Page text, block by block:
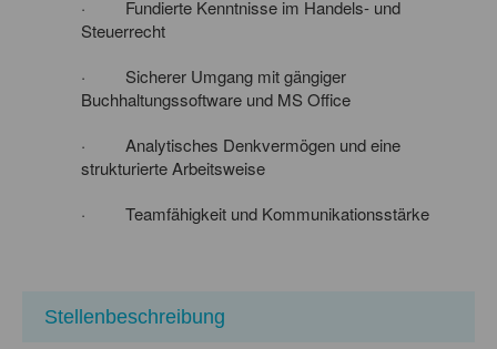
· Fundierte Kenntnisse im Handels- und
Steuerrecht
· Sicherer Umgang mit gängiger
Buchhaltungssoftware und MS Office
· Analytisches Denkvermögen und eine
strukturierte Arbeitsweise
· Teamfähigkeit und Kommunikationsstärke
Stellenbeschreibung